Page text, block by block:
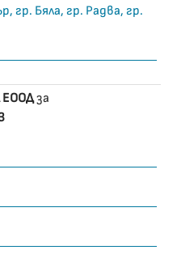
гр. Бяла, гр. Радва, гр.
ЕООДза